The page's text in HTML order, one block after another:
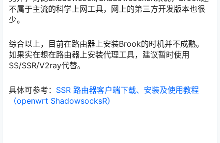
不属于主流的科学上网工具，网上的第三方开发版本也很
少。
综合以上，目前在路由器上安装Brook的时机并不成熟。
如果实在想在路由器上安装代理工具，建议暂时使用
SS/SSR/V2ray代替。
具体可参考： SSR 路由器客户端下载、安装及使用教程
（openwrt ShadowsocksR）